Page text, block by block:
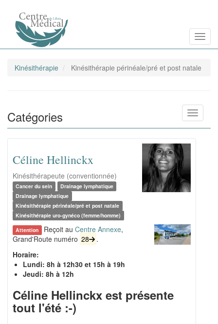
contenu
Kinésithérapie Kinésithérapie périnéale/pré et post natale
Toggle
Catégories
Céline Hellinckx
Kinésithérapeute (conventionnée)
Cancer du sein
Drainage lymphatique
Drainage lymphatique
Kinésithérapie périnéale/pré et post natale
Kinésithérapie uro-gynéco (femme/homme)
Attention Reçoit au Centre Annexe,
Grand'Route numéro 28
.
Horaire:
Lundi: 8h à 12h30 et 15h à 19h
Jeudi: 8h à 12h
Céline Hellinckx est présente
tout l'été :-)